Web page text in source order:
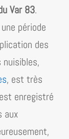
Var 83.
période
des
, est très
enregistré
aux